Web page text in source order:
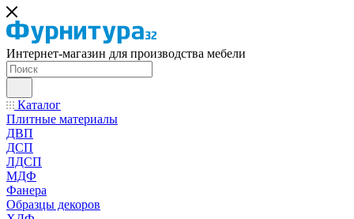
Интернет-магазин для производства мебели
Каталог
Плитные материалы
ДВП
ДСП
ЛДСП
МДФ
Фанера
Образцы декоров